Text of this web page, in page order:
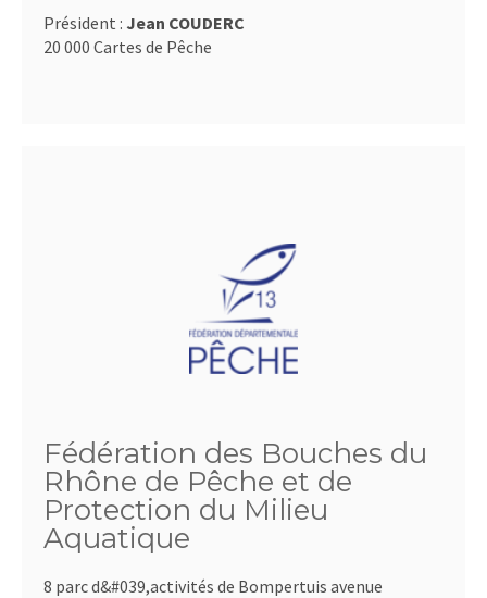
Président : Jean COUDERC
20 000 Cartes de Pêche
Fédération des Bouches du
Rhône de Pêche et de
Protection du Milieu
Aquatique
8 parc d&#039,activités de Bompertuis avenue